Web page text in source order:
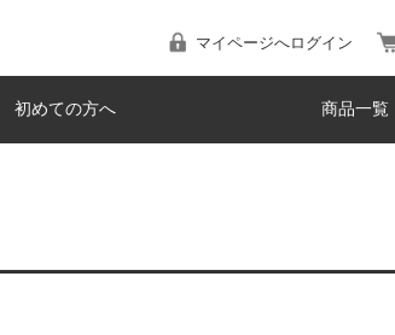
マイページへログイン
初めての方へ 商品一覧